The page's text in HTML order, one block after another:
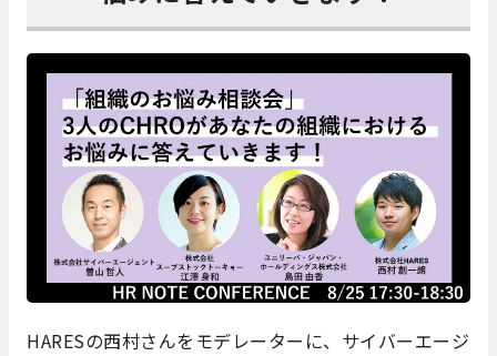
HARESの西村さんをモデレーターに、サイバーエージ